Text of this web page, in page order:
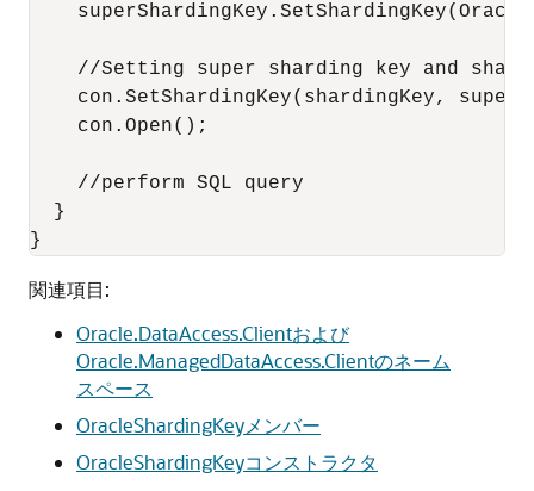
//Setting super sharding key and
con.SetShardingKey(shardingKey,
    con.Open();
    //perform SQL query
  }
}
関連項目:
Oracle.DataAccess.Clientおよび
Oracle.ManagedDataAccess.Clientのネーム
スペース
OracleShardingKeyメンバー
OracleShardingKeyコンストラクタ